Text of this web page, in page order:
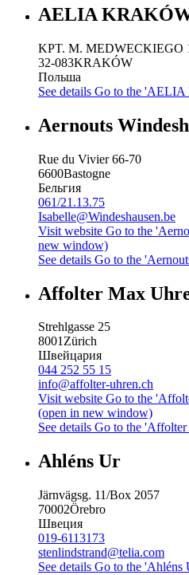
AELIA
KPT. M. MEDWECKIEGO
32-083KRAKÓW
Польша
See details Go to the
Aernouts
Rue du Vivier 66-70
6600Bastogne
Бельгия
061/21.13.75
Isabelle@Windeshausen.be
Visit website Go to the
new window)
See details Go to the
Affolter Max
Strehlgasse 25
8001Zürich
Швейцария
044 252 55 15
info@affolter-uhren.ch
Visit website Go to the
(open in new window)
See details Go to the
Ahléns Ur
Järnvägsg. 11/Box 2057
70002Örebro
Швеция
019-6113173
stenlindstrand@telia.com
See details Go to the 'Ahléns